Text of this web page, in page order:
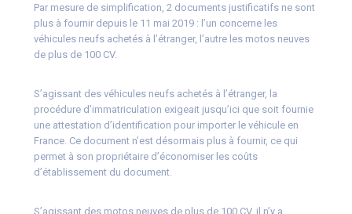
Par mesure de simplification, 2 documents justificatifs ne sont
plus à fournir depuis le 11 mai 2019 : l’un concerne les
véhicules neufs achetés à l’étranger, l’autre les motos neuves
de plus de 100 CV.
S’agissant des véhicules neufs achetés à l’étranger, la
procédure d’immatriculation exigeait jusqu’ici que soit fournie
une attestation d’identification pour importer le véhicule en
France. Ce document n’est désormais plus à fournir, ce qui
permet à son propriétaire d’économiser les coûts
d’établissement du document.
S’agissant des motos neuves de plus de 100 CV, il n’y a